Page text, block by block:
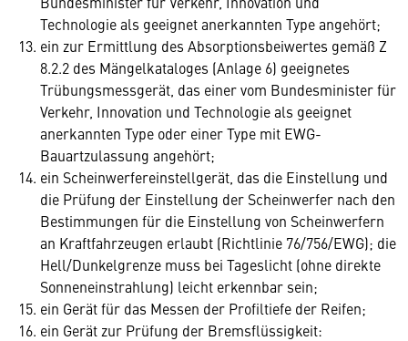
Technologie als geeignet anerkannten Type angehört;
ein zur Ermittlung des Absorptionsbeiwertes gemäß Z
8.2.2 des Mängelkataloges (Anlage 6) geeignetes
Trübungsmessgerät, das einer vom Bundesminister für
Verkehr, Innovation und Technologie als geeignet
anerkannten Type oder einer Type mit EWG-
Bauartzulassung angehört;
ein Scheinwerfereinstellgerät, das die Einstellung und
die Prüfung der Einstellung der Scheinwerfer nach den
Bestimmungen für die Einstellung von Scheinwerfern
an Kraftfahrzeugen erlaubt (Richtlinie 76/756/EWG); die
Hell/Dunkelgrenze muss bei Tageslicht (ohne direkte
Sonneneinstrahlung) leicht erkennbar sein;
ein Gerät für das Messen der Profiltiefe der Reifen;
ein Gerät zur Prüfung der Bremsflüssigkeit: